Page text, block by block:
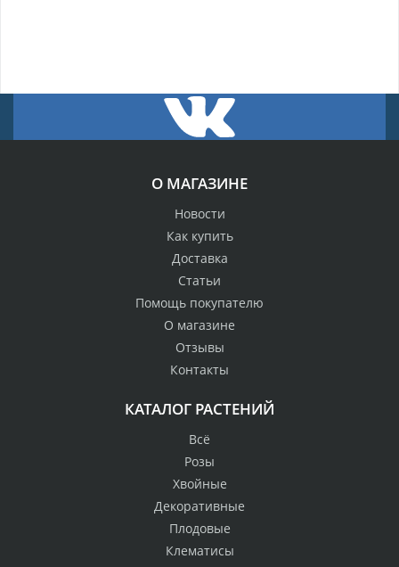
О МАГАЗИНЕ
Новости
Как купить
Доставка
Статьи
Помощь покупателю
О магазине
Отзывы
Контакты
КАТАЛОГ РАСТЕНИЙ
Всё
Розы
Хвойные
Декоративные
Плодовые
Клематисы